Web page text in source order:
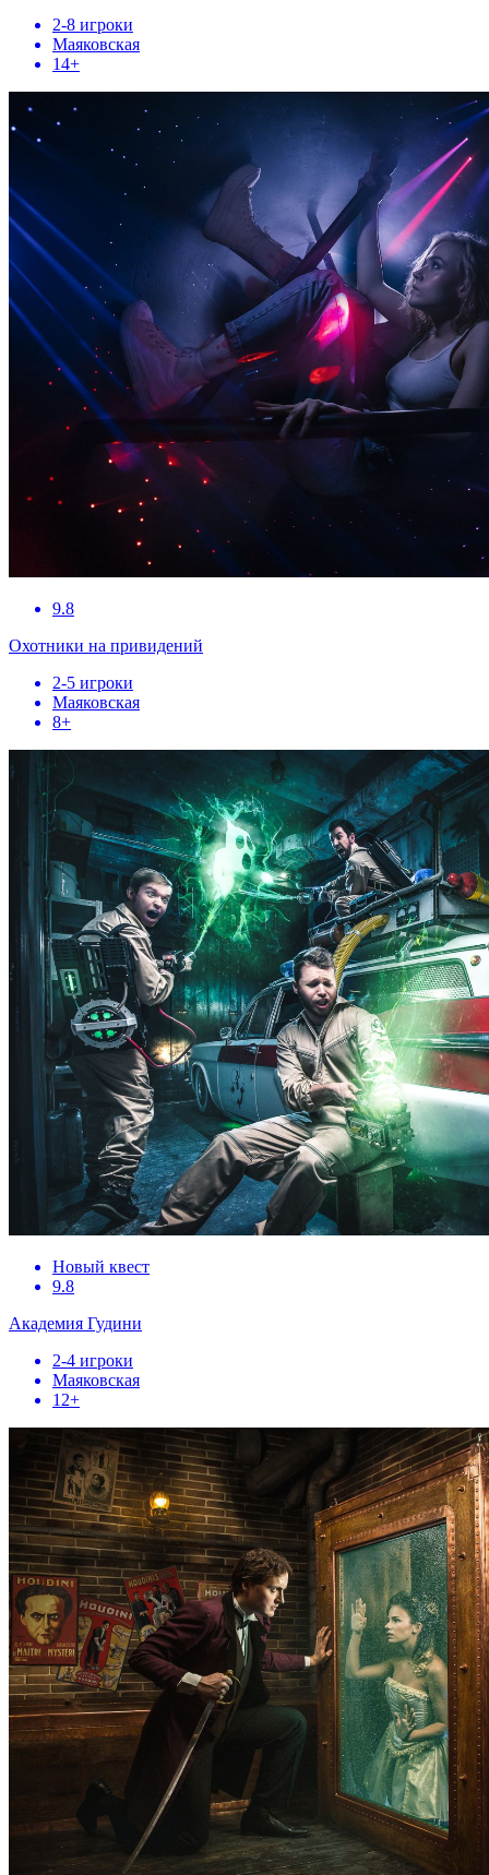
2-8 игроки
Маяковская
14+
9.8
Охотники на привидений
2-5 игроки
Маяковская
8+
Новый квест
9.8
Академия Гудини
2-4 игроки
Маяковская
12+